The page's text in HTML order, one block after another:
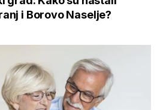
i Borovo Naselje?